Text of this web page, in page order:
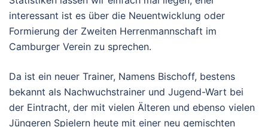
interessant ist es über die Neuentwicklung oder
Formierung der Zweiten Herrenmannschaft im
Camburger Verein zu sprechen.
Da ist ein neuer Trainer, Namens Bischoff, bestens
bekannt als Nachwuchstrainer und Jugend-Wart bei
der Eintracht, der mit vielen Älteren und ebenso vielen
Jüngeren Spielern heute mit einer neu gemischten